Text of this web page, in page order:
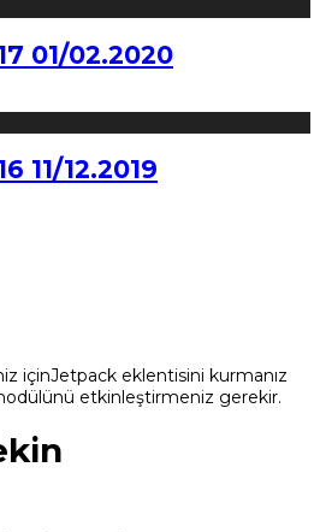
01/02.2020
11/12.2019
içinJetpack eklentisini kurmanız
etkinleştirmeniz gerekir.